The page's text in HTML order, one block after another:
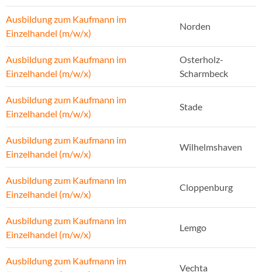
Ausbildung zum Kaufmann im
Einzelhandel (m/w/x)
Norden
Ausbildung zum Kaufmann im
Einzelhandel (m/w/x)
Osterholz-
Scharmbeck
Ausbildung zum Kaufmann im
Einzelhandel (m/w/x)
Stade
Ausbildung zum Kaufmann im
Einzelhandel (m/w/x)
Wilhelmshaven
Ausbildung zum Kaufmann im
Einzelhandel (m/w/x)
Cloppenburg
Ausbildung zum Kaufmann im
Einzelhandel (m/w/x)
Lemgo
Ausbildung zum Kaufmann im
Vechta